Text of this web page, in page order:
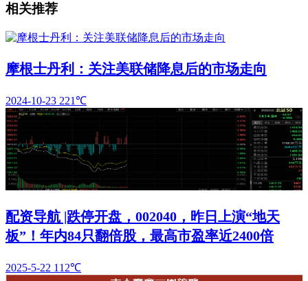
相关推荐
摩根士丹利：关注美联储降息后的市场走向
2024-10-23 221℃
配资导航 |跌停开盘，002040，昨日上演“地天
板”！年内84只翻倍股，最高市盈率近2400倍
2025-5-22 112℃